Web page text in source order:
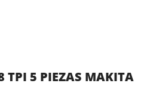
TPI 5 PIEZAS MAKITA